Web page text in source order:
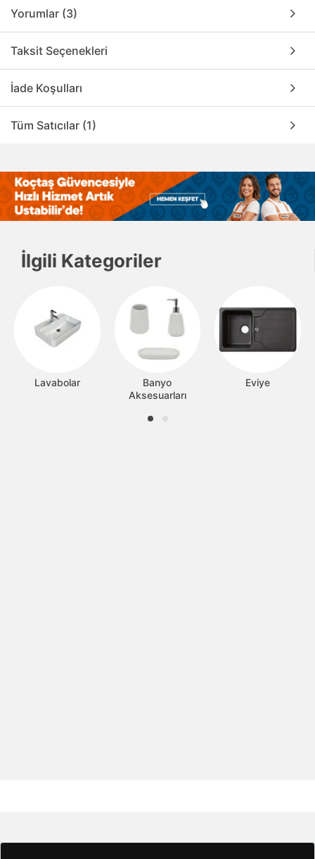
Yorumlar (3)
Taksit Seçenekleri
İade Koşulları
Tüm Satıcılar (1)
İlgili Kategoriler
Lavabolar
Banyo
Aksesuarları
Eviye